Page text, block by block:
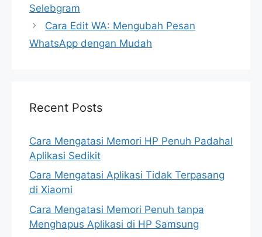
Selebgram
Cara Edit WA: Mengubah Pesan
WhatsApp dengan Mudah
Recent Posts
Cara Mengatasi Memori HP Penuh Padahal
Aplikasi Sedikit
Cara Mengatasi Aplikasi Tidak Terpasang
di Xiaomi
Cara Mengatasi Memori Penuh tanpa
Menghapus Aplikasi di HP Samsung